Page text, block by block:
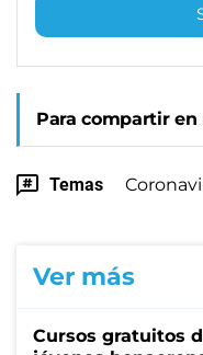
Para compartir en
Temas
Ver más
Cursos gratuitos